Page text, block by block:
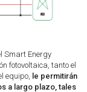
Smart Energy
fotovoltaica, tanto el
equipo, le permitirán
a largo plazo, tales